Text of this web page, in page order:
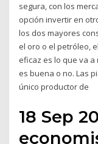
segura, con los
opción invertir en
los dos mayores
el oro o el petróleo,
eficaz es lo que va
es buena o no. Las
único productor de
18 Sep